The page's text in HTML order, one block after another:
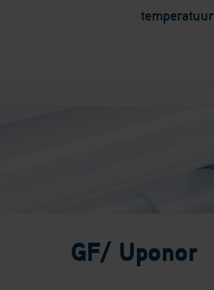
temperatuur
GF/ Uponor